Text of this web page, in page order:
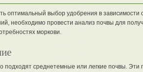
оптимальный выбор удобрения в зависимости
необходимо провести анализ почвы для
моркови.
подходят среднетемные или легкие почвы. Эти